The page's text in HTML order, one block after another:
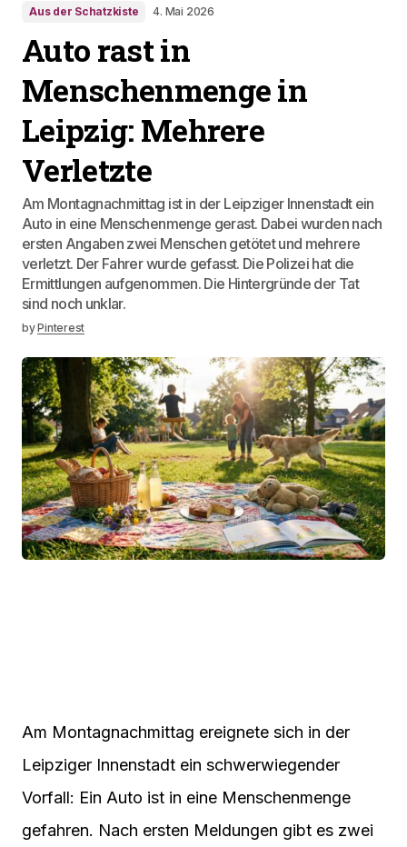
Aus der Schatzkiste 4. Mai 2026
Auto rast in
Menschenmenge in
Leipzig: Mehrere
Verletzte
Am Montagnachmittag ist in der Leipziger Innenstadt ein
Auto in eine Menschenmenge gerast. Dabei wurden nach
ersten Angaben zwei Menschen getötet und mehrere
verletzt. Der Fahrer wurde gefasst. Die Polizei hat die
Ermittlungen aufgenommen. Die Hintergründe der Tat
sind noch unklar.
byPinterest
Am Montagnachmittag ereignete sich in der
Leipziger Innenstadt ein schwerwiegender
Vorfall: Ein Auto ist in eine Menschenmenge
gefahren. Nach ersten Meldungen gibt es zwei